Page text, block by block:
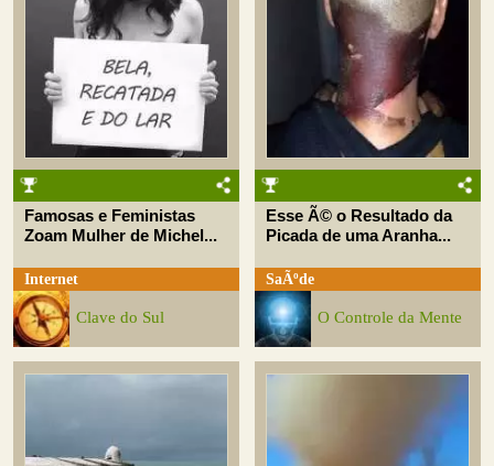
Famosas e Feministas
Zoam Mulher de Michel...
Internet
Clave do Sul
Esse Ã© o Resultado da
Picada de uma Aranha...
SaÃºde
O Controle da Mente